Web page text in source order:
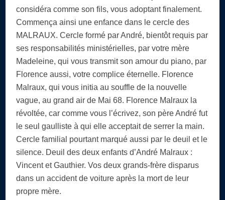
considéra comme son fils, vous adoptant finalement.
Commença ainsi une enfance dans le cercle des
MALRAUX. Cercle formé par André, bientôt requis par
ses responsabilités ministérielles, par votre mère
Madeleine, qui vous transmit son amour du piano, par
Florence aussi, votre complice éternelle. Florence
Malraux, qui vous initia au souffle de la nouvelle
vague, au grand air de Mai 68. Florence Malraux la
révoltée, car comme vous l’écrivez, son père André fut
le seul gaulliste à qui elle acceptait de serrer la main.
Cercle familial pourtant marqué aussi par le deuil et le
silence. Deuil des deux enfants d’André Malraux :
Vincent et Gauthier. Vos deux grands-frère disparus
dans un accident de voiture après la mort de leur
propre mère.